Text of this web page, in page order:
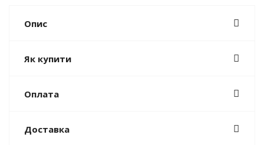
Опис
Як купити
Оплата
Доставка